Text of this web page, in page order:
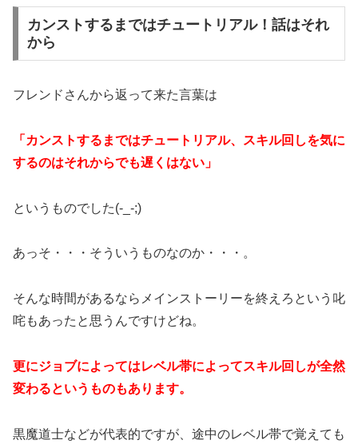
カンストするまではチュートリアル！話はそれ
から
フレンドさんから返って来た言葉は
「カンストするまではチュートリアル、スキル回しを気に
するのはそれからでも遅くはない」
というものでした(-_-;)
あっそ・・・そういうものなのか・・・。
そんな時間があるならメインストーリーを終えろという叱
咤もあったと思うんですけどね。
更にジョブによってはレベル帯によってスキル回しが全然
変わるというものもあります。
黒魔道士などが代表的ですが、途中のレベル帯で覚えても